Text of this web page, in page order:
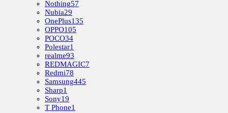
Nothing57
Nubia29
OnePlus135
OPPO105
POCO34
Polestar1
realme93
REDMAGIC7
Redmi78
Samsung445
Sharp1
Sony19
T Phone1